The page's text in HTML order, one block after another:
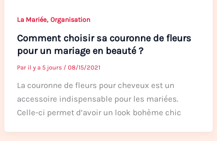
La Mariée, Organisation
Comment choisir sa couronne de fleurs
pour un mariage en beauté ?
Par il y a 5 jours / 08/15/2021
La couronne de fleurs pour cheveux est un
accessoire indispensable pour les mariées.
Celle-ci permet d’avoir un look bohème chic